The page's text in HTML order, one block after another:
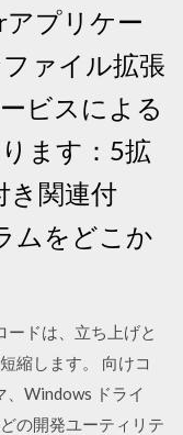
アプリケー
ァイル拡張
ビスによる
ます：5拡
き関連付
ムをどこか
ードは、立ち上げと
縮します。 向けコ
、Windows ドライ
の開発ユーティリテ